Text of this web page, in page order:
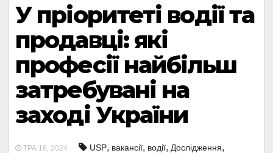
У пріоритеті водії та
продавці: які
професії найбільш
затребувані на
заході України
ТРА 16, 2024 USP, вакансії, водії, Дослідження,